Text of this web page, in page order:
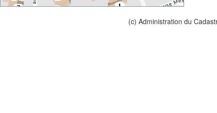
(c) Administration du